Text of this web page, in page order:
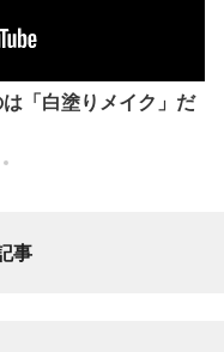
起きたのか #shorts
事